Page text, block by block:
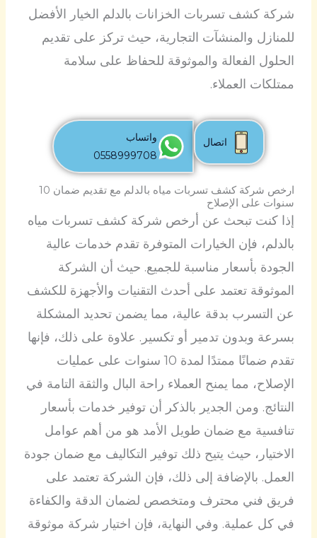
شركة كشف تسربات الخزانات بالدلم الخيار الأفضل
للمنازل والمنشآت التجارية، حيث تركز على تقديم
الحلول الفعالة والموثوقة للحفاظ على سلامة
ممتلكات العملاء.
اتصال
واتساب
0558999708
ارخص شركة كشف تسربات مياه بالدلم مع تقديم ضمان 10
سنوات على الإصلاح
إذا كنت تبحث عن أرخص شركة كشف تسربات مياه
بالدلم، فإن الخيارات المتوفرة تقدم خدمات عالية
الجودة بأسعار مناسبة للجميع. حيث أن الشركة
الموثوقة تعتمد على أحدث التقنيات والأجهزة للكشف
عن التسرب بدقة عالية، مما يضمن تحديد المشكلة
بسرعة وبدون تدمير أو تكسير. علاوة على ذلك، فإنها
تقدم ضمانًا ممتدًا لمدة 10 سنوات على عمليات
الإصلاح، مما يمنح العملاء راحة البال والثقة التامة في
النتائج. ومن الجدير بالذكر أن توفير خدمات بأسعار
تنافسية مع ضمان طويل الأمد هو من أهم عوامل
الاختيار، حيث يتيح ذلك توفير التكاليف مع ضمان جودة
العمل. بالإضافة إلى ذلك، فإن الشركة تعتمد على
فريق فني محترف ومتخصص لضمان الدقة والكفاءة
في كل عملية. وفي النهاية، فإن اختيار شركة موثوقة